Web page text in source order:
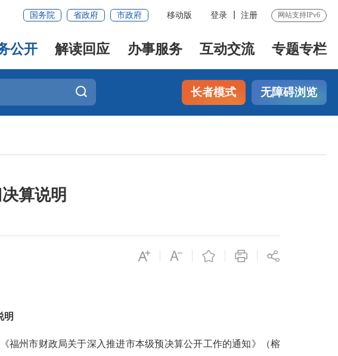
国务院 省政府 市政府 移动版 登录 注册 网站支持IPv6
公开 解读回应 办事服务 互动交流 专题专栏
长者模式 无障碍浏览
算说明
明
福州市财政局关于深入推进市本级预决算公开工作的通知》（榕